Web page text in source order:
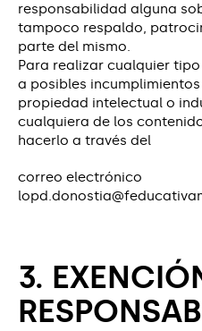
responsabilidad alguna
tampoco respaldo,
parte del mismo.
Para realizar cualquier
a posibles
propiedad intelectual o
cualquiera de los
hacerlo a través del
correo electrónico
3.